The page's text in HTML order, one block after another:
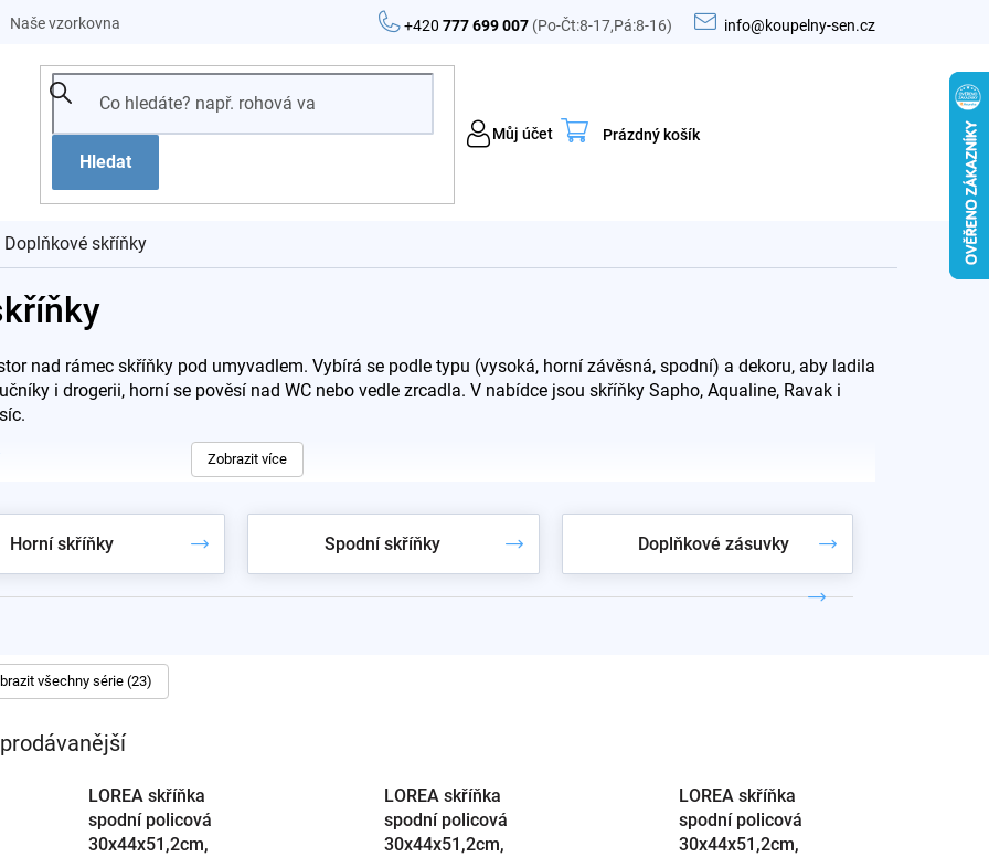
+420777 699 007 (Po-Čt:8-17,Pá:8-16) info@koupelny-sen.cz
Naše vzorkovna
Hledat
Můj účet
Nákupní
Prázdný košík
Doplňkové skříňky
nad rámec skříňky pod umyvadlem. Vybírá se podle typu (vysoká, horní závěsná, spodní) a dekoru, aby ladila
i drogerii, horní se pověsí nad WC nebo vedle zrcadla. V nabídce jsou skříňky Sapho, Aqualine, Ravak i
čisticí prostředky i zásoby – využije výšku koupelny bez zabrání plochy.
nebo vedle zrcadla schová kosmetiku na dosah.
přidá zásuvky u umyvadla.
a Ravak. Doplňkovou skříňku slaďte s
Zobrazit více
Horní skříňky Spodní skříňky Doplňkové zásuvky
všechny série (23)
LOREA skříňka
spodní policová
30x44x51,2cm,
LOREA skříňka
spodní policová
30x44x51,2cm,
LOREA skříňka
spodní policová
30x44x51,2cm,